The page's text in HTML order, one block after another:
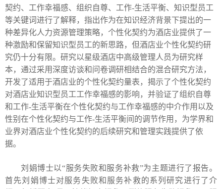
契约、工作幸福感、组织自尊、工作-生活平衡、知识型员工
等关键词进行了解释，指出作为在知识经济背景下提出的一
种差异化人力资源管理策略，个性化契约为酒店业提供了一
种激励和保留知识型员工的新思路，但酒店业个性化契约研
究仍十分有限。研究以星级酒店中高级管理人员为研究样
本，通过采用深度访谈和问卷调研相结合的混合研究方法，
开发了适用于酒店业的个性化契约量表，揭示了个性化契约
对酒店业知识型员工工作幸福感的影响，并验证了组织自尊
和工作-生活平衡在个性化契约与工作幸福感的中介作用以及
性别在个性化契约与工作-生活平衡间的调节作用，为学界和
业界对酒店业个性化契约的后续研究和管理实践提供了依
据。
刘娟博士以“服务失败和服务补救”为主题进行了报告。
首先刘娟博士对服务失败和服务补救的系列研究进行了介